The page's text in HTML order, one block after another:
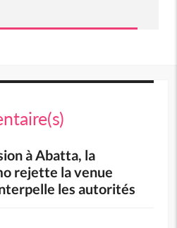
à Abatta, la
rejette la venue
les autorités